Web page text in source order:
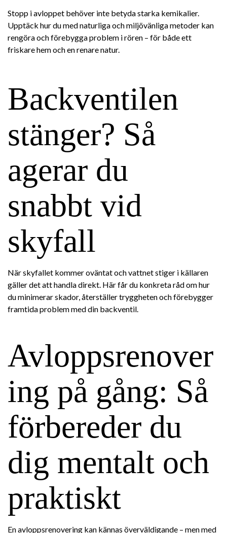
Stopp i avloppet behöver inte betyda starka kemikalier.
Upptäck hur du med naturliga och miljövänliga metoder kan
rengöra och förebygga problem i rören – för både ett
friskare hem och en renare natur.
Backventilen
stänger? Så
agerar du
snabbt vid
skyfall
När skyfallet kommer oväntat och vattnet stiger i källaren
gäller det att handla direkt. Här får du konkreta råd om hur
du minimerar skador, återställer tryggheten och förebygger
framtida problem med din backventil.
Avloppsrenover
ing på gång: Så
förbereder du
dig mentalt och
praktiskt
En avloppsrenovering kan kännas överväldigande – men med